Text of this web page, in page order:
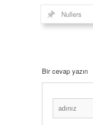
Nullers
Bir cevap yazın